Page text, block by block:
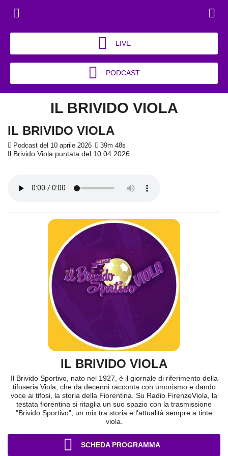
LIVE
PODCAST
IL BRIVIDO VIOLA
IL BRIVIDO VIOLA
Podcast del 10 aprile 2026 39m 48s
Il Brivido Viola puntata del 10 04 2026
IL BRIVIDO VIOLA
Il Brivido Sportivo, nato nel 1927, è il giornale di riferimento della
tifoseria Viola, che da decenni racconta con umorismo e dando
voce ai tifosi, la storia della Fiorentina. Su Radio FirenzeViola, la
testata fiorentina si ritaglia un suo spazio con la trasmissione
"Brivido Sportivo", un mix tra storia e l'attualità sempre a tinte
viola.
SCHEDA PROGRAMMA